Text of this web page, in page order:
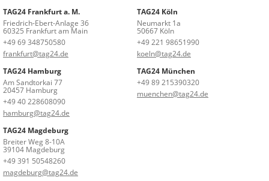
TAG24 Frankfurt a. M.
Friedrich-Ebert-Anlage 36
60325 Frankfurt am Main
+49 69 348750580
frankfurt@tag24.de
TAG24 Köln
Neumarkt 1a
50667 Köln
+49 221 98651990
koeln@tag24.de
TAG24 Hamburg
Am Sandtorkai 77
20457 Hamburg
+49 40 228608090
hamburg@tag24.de
TAG24 München
+49 89 215390320
muenchen@tag24.de
TAG24 Magdeburg
Breiter Weg 8-10A
39104 Magdeburg
+49 391 50548260
magdeburg@tag24.de